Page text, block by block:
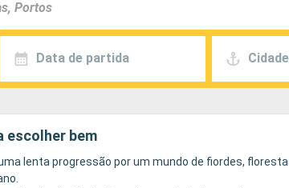
Data de partida
escolher bem
lenta progressão por um mundo de fiordes,